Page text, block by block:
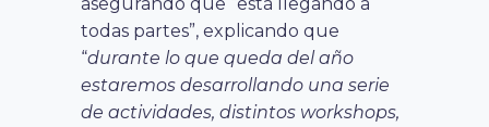
todas partes”, explicando que
“durante lo que queda del año
estaremos desarrollando una serie
de actividades, distintos workshops,